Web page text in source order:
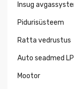
Insug
Pidurisüsteem
Ratta vedrustus
Auto seadmed
Mootor